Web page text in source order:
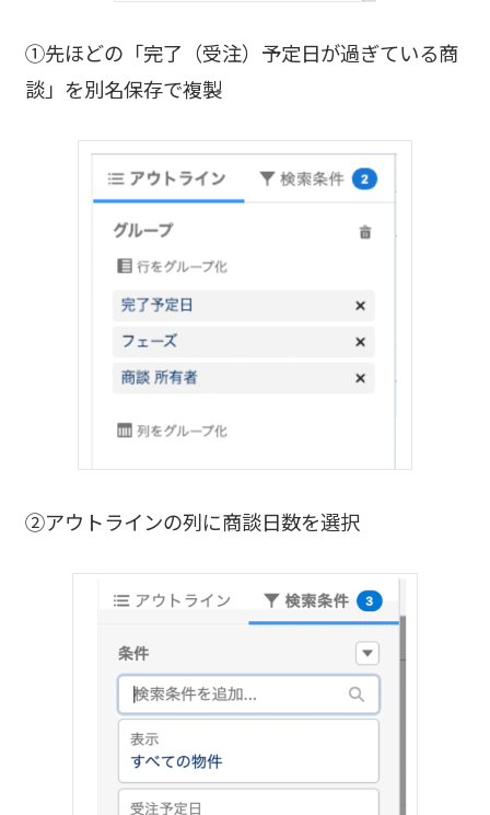
①先ほどの「完了（受注）予定日が過ぎている商
談」を別名保存で複製
②アウトラインの列に商談日数を選択